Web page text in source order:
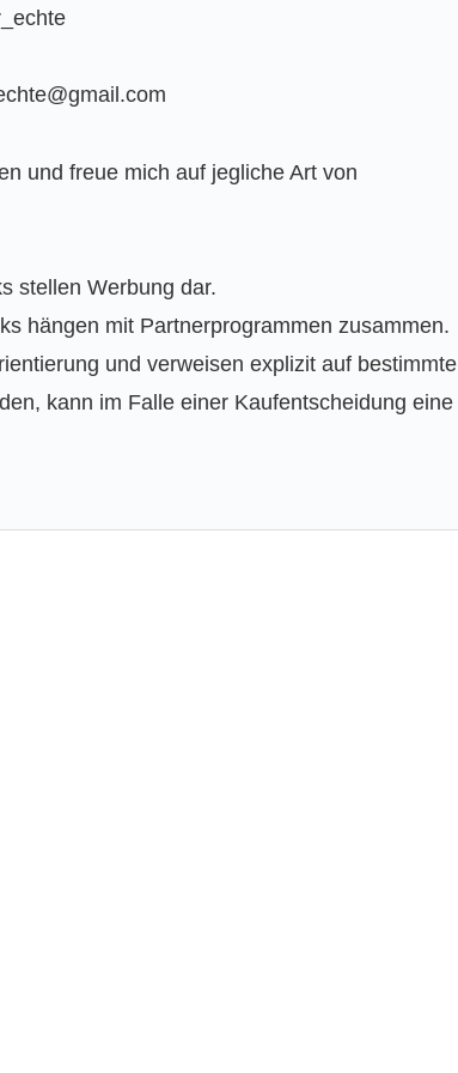
und freue mich auf jegliche Art von
stellen Werbung dar.
hängen mit Partnerprogrammen zusammen.
und verweisen explizit auf bestimmte
kann im Falle einer Kaufentscheidung eine